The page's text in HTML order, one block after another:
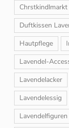
Chrstkindlmarkt
Duftkissen
Hautpflege
Lavendel-
Lavendelacker
Lavendelessig
Lavendelfiguren